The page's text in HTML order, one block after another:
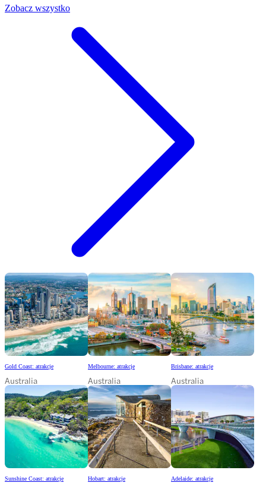
Zobacz wszystko
Gold Coast: atrakcje
Australia
Melbourne: atrakcje
Australia
Brisbane: atrakcje
Australia
Sunshine Coast: atrakcje Hobart: atrakcje Adelaide: atrakcje